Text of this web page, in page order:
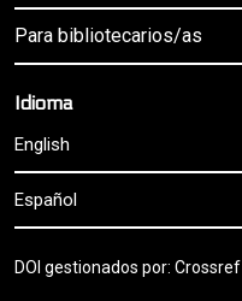
Para bibliotecarios/as
Idioma
English
Español
DOI gestionados por: Crossref